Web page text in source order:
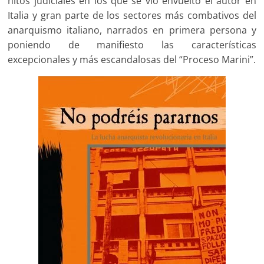
Italia y gran parte de los sectores más combativos del
anarquismo italiano, narrados en primera persona y
poniendo de manifiesto las características
excepcionales y más escandalosas del “Proceso Marini”.